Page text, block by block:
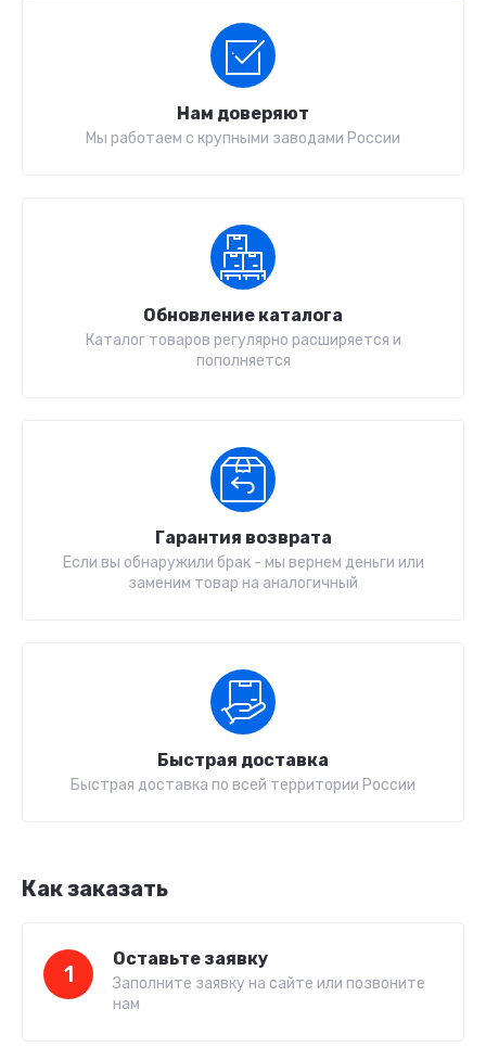
Нам доверяют
Мы работаем с крупными заводами России
Обновление каталога
Каталог товаров регулярно расширяется и
пополняется
Гарантия возврата
Если вы обнаружили брак - мы вернем деньги или
заменим товар на аналогичный
Быстрая доставка
Быстрая доставка по всей территории России
Как заказать
1
Оставьте заявку
Заполните заявку на сайте или позвоните
нам